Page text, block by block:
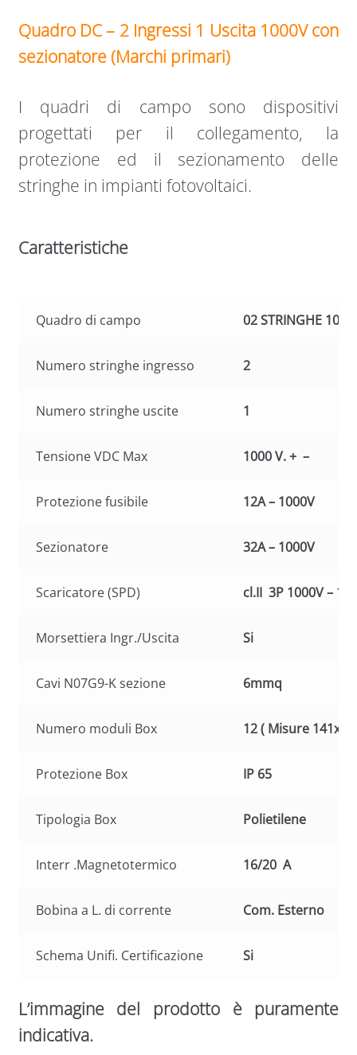
Quadro DC – 2 Ingressi 1 Uscita 1000V con
sezionatore (Marchi primari)
I quadri di campo sono dispositivi
progettati per il collegamento, la
protezione ed il sezionamento delle
stringhe in impianti fotovoltaici.
Caratteristiche
Quadro di campo 02 STRINGHE
Numero stringhe ingresso 2
Numero stringhe uscite 1
Tensione VDC Max 1000 V. + –
Protezione fusibile 12A – 1000V
Sezionatore 32A – 1000V
Scaricatore (SPD) cl.II 3P 1000V –
Morsettiera Ingr./Uscita Si
Cavi N07G9-K sezione 6mmq
Numero moduli Box 12 ( Misure
Protezione Box IP 65
Tipologia Box Polietilene
Interr .Magnetotermico 16/20 A
Bobina a L. di corrente Com. Esterno
Schema Unifi. Certificazione Si
L’immagine del prodotto è puramente
indicativa.